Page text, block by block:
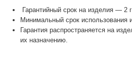
Гарантийный срок на изделия — 2
Минимальный срок использования
Гарантия распространяется на
их назначению.